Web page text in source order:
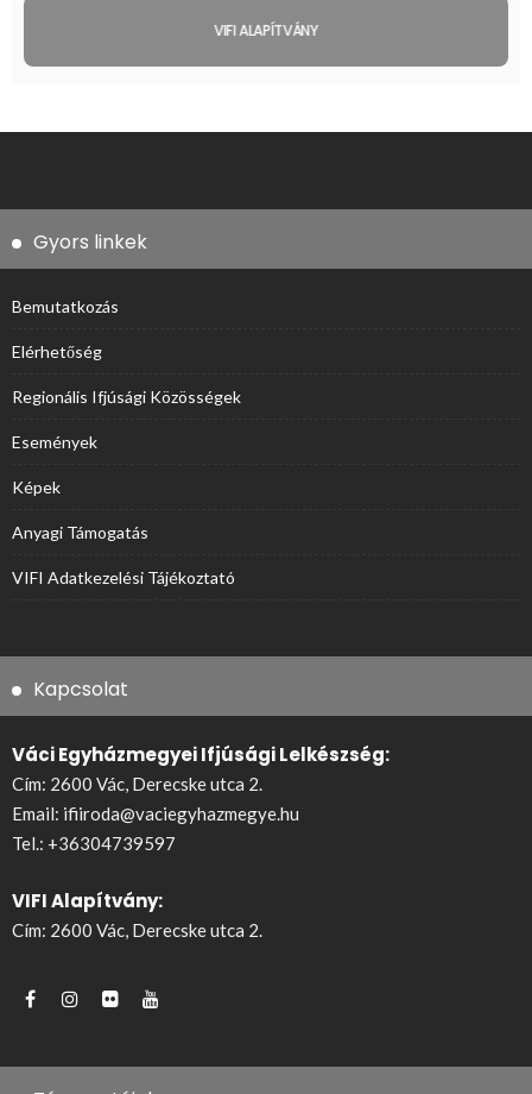
VIFI ALAPÍTVÁNY
Gyors linkek
Bemutatkozás
Elérhetőség
Regionális Ifjúsági Közösségek
Események
Képek
Anyagi Támogatás
VIFI Adatkezelési Tájékoztató
Kapcsolat
Váci Egyházmegyei Ifjúsági Lelkészség:
Cím: 2600 Vác, Derecske utca 2.
Email: ifiiroda@vaciegyhazmegye.hu
Tel.: +36304739597
VIFI Alapítvány:
Cím: 2600 Vác, Derecske utca 2.